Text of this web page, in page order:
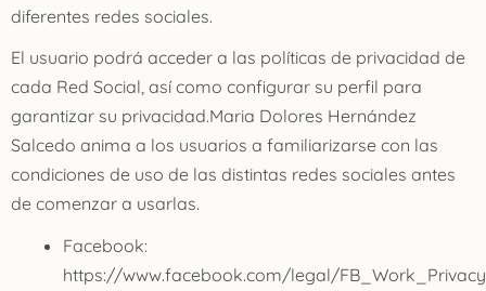
diferentes redes sociales.
El usuario podrá acceder a las políticas de privacidad de
cada Red Social, así como configurar su perfil para
garantizar su privacidad.Maria Dolores Hernández
Salcedo anima a los usuarios a familiarizarse con las
condiciones de uso de las distintas redes sociales antes
de comenzar a usarlas.
Facebook:
https://www.facebook.com/legal/FB_Work_Privacy